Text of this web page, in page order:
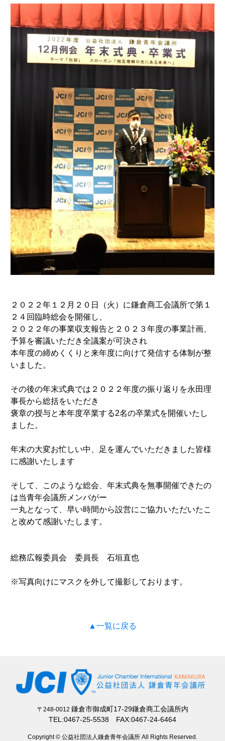
２０２２年１２月２０日（火）に鎌倉商工会議所で第１
２４回臨時総会を開催し、
２０２２年の事業収支報告と２０２３年度の事業計画、
予算を審議いただき全議案が可決され
本年度の締めくくりと来年度に向けて発信する体制が整
いました。
その後の年末式典では２０２２年度の振り返りを永田理
事長から総括をいただき
褒章の授与と本年度卒業する2名の卒業式を開催いたし
ました。
年末の大変お忙しい中、足を運んでいただきました皆様
に感謝いたします
そして、このような総会、年末式典を無事開催できたの
は当青年会議所メンバがー
一丸となって、早い時間から設営にご協力いただいたこ
と改めて感謝いたします。
総務広報委員会 委員長 石垣直也
※写真向けにマスクを外して撮影しております。
▲一覧に戻る
〒248-0012 鎌倉市御成町17-29鎌倉商工会議所内
TEL:0467-25-5538 FAX:0467-24-6464
Copyright © 公益社団法人鎌倉青年会議所 All Rights Reserved.